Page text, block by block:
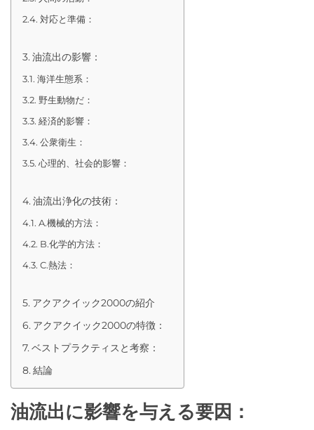
対応と準備：
油流出の影響：
海洋生態系：
野生動物だ：
経済的影響：
公衆衛生：
心理的、社会的影響：
油流出浄化の技術：
A.機械的方法：
B.化学的方法：
C.熱法：
アクアクイック2000の紹介
アクアクイック2000の特徴：
ベストプラクティスと考察：
結論
油流出に影響を与える要因：